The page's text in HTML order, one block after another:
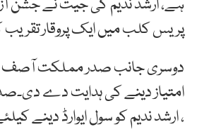
ہے، ارشد ندیم کی جیت نے جشن
پریس کلب میں ایک پروقار تقریب
دوسری جانب صدر مملکت آصف علی
، ارشد ندیم کو سول ایوارڈ دینے